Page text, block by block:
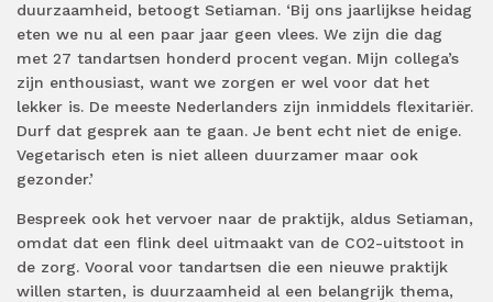
duurzaamheid, betoogt Setiaman. ‘Bij ons jaarlijkse heidag
eten we nu al een paar jaar geen vlees. We zijn die dag
met 27 tandartsen honderd procent vegan. Mijn collega’s
zijn enthousiast, want we zorgen er wel voor dat het
lekker is. De meeste Nederlanders zijn inmiddels flexitariër.
Durf dat gesprek aan te gaan. Je bent echt niet de enige.
Vegetarisch eten is niet alleen duurzamer maar ook
gezonder.’
Bespreek ook het vervoer naar de praktijk, aldus Setiaman,
omdat dat een flink deel uitmaakt van de CO2-uitstoot in
de zorg. Vooral voor tandartsen die een nieuwe praktijk
willen starten, is duurzaamheid al een belangrijk thema,